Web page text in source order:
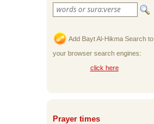
Add Bayt Al-Hikma Search to
your browser search engines:
click here
Prayer times